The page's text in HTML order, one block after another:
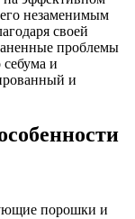
незаменимым
своей
проблемы
и
и
порошки и